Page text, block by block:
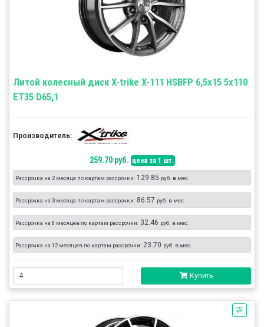
Литой колесный диск X-trike X-111 HSBFP 6,5x15 5x110
ET35 D65,1
Производитель:
259.70 руб. цена за 1 шт.
Рассрочка на 2 месяца по картам рассрочки: 129.85 руб. в мес.
Рассрочка на 3 месяца по картам рассрочки: 86.57 руб. в мес.
Рассрочка на 8 месяцев по картам рассрочки: 32.46 руб. в мес.
Рассрочка на 12 месяцев по картам рассрочки: 23.70 руб. в мес.
Купить